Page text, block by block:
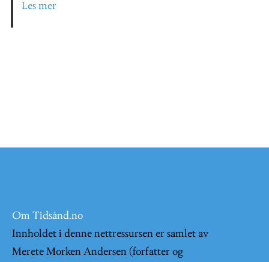
Les mer
Om Tidsånd.no
Innholdet i denne nettressursen er samlet av
Merete Morken Andersen (forfatter og